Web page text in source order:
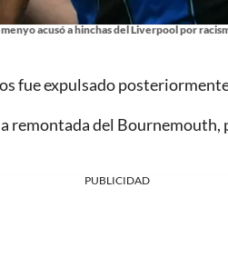
acusó a hinchas del Liverpool por
fue expulsado
remontada del
PUBLICIDAD